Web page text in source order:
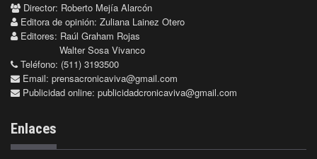
Director: Roberto Mejía Alarcón
Editora de opinión: Zuliana Lainez Otero
Editores: Raúl Graham Rojas
Walter Sosa Vivanco
Teléfono: (511) 3193500
Email: prensacronicaviva@gmail.com
Publicidad online: publicidadcronicaviva@gmail.com
Enlaces